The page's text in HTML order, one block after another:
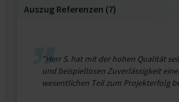
Auszug Referenzen (7)
"Herr S. hat mit der hohen Qualität
und beispiellosen Zuverlässigkeit
wesentlichen Teil zum Projekterfolg